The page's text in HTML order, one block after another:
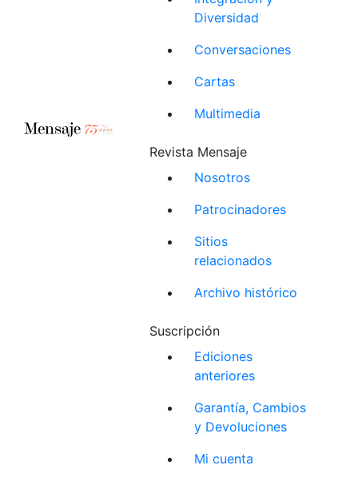
Diversidad
Conversaciones
Cartas
Multimedia
Revista Mensaje
Nosotros
Patrocinadores
Sitios
relacionados
Archivo histórico
Suscripción
Ediciones
anteriores
Garantía, Cambios
y Devoluciones
Mi cuenta